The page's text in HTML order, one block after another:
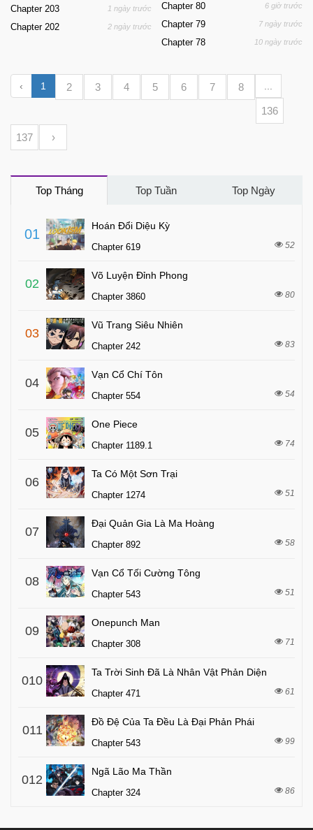
Chapter 203 1 ngày trước
Chapter 202 2 ngày trước
Chapter 80 6 giờ trước
Chapter 79 7 ngày trước
Chapter 78 10 ngày trước
‹ 1 2 3 4 5 6 7 8
136
137 ›
Top Tháng Top Tuần Top Ngày
01
Hoán Đổi Diệu Kỳ
Chapter 619 52
02
Võ Luyện Đỉnh Phong
Chapter 3860 80
03
Vũ Trang Siêu Nhiên
Chapter 242 83
04
Vạn Cổ Chí Tôn
Chapter 554 54
05
One Piece
Chapter 1189.1 74
06
Ta Có Một Sơn Trại
Chapter 1274 51
07
Đại Quản Gia Là Ma Hoàng
Chapter 892 58
08
Vạn Cổ Tối Cường Tông
Chapter 543 51
09
Onepunch Man
Chapter 308 71
010
Ta Trời Sinh Đã Là Nhân Vật Phản Diện
Chapter 471 61
011
Đồ Đệ Của Ta Đều Là Đại Phản Phái
Chapter 543 99
012
Ngã Lão Ma Thần
Chapter 324 86